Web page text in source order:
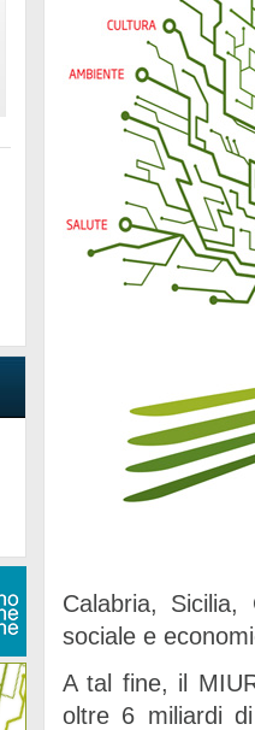
Calabria, Sicilia,
sociale e
A tal fine, il
oltre 6 miliardi